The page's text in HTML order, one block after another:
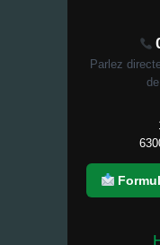
Parlez